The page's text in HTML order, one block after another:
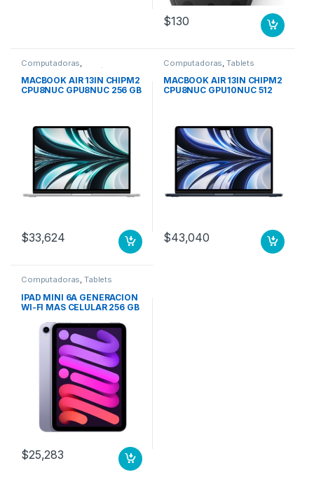
$130
Computadoras
Computadoras Portátiles
MACBOOK AIR 13IN CHIPM2
CPU8NUC GPU8NUC 256 GB
$33,624
Computadoras ,Tablets
MACBOOK AIR 13IN CHIPM2
CPU8NUC GPU10NUC 512
$43,040
Computadoras,Tablets
IPAD MINI 6A GENERACION
WI-FI MAS CELULAR 256 GB
$25,283